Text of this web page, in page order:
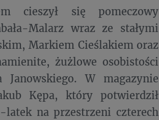
cieszył się pomeczowy
Malarz wraz ze stałymi
Markiem Cieślakiem oraz
żużlowe osobistości
W magazynie
Kępa, który potwierdził
latek na przestrzeni czterech